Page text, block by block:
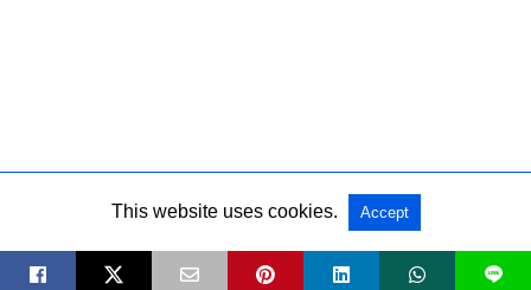
L
This website uses cookies. Accept